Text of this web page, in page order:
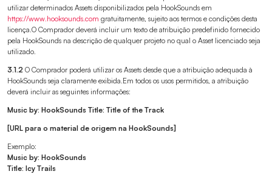
utilizar determinados Assets disponibilizados pela HookSounds em
https://www.hooksounds.com gratuitamente, sujeito aos termos e condições desta
licença.O Comprador deverá incluir um texto de atribuição predefinido fornecido
pela HookSounds na descrição de qualquer projeto no qual o Asset licenciado seja
utilizado.
3.1.2 O Comprador poderá utilizar os Assets desde que a atribuição adequada à
HookSounds seja claramente exibida.Em todos os usos permitidos, a atribuição
deverá incluir as seguintes informações:
Music by: HookSounds Title: Title of the Track
[URL para o material de origem na HookSounds]
Exemplo:
Music by: HookSounds
Title: Icy Trails